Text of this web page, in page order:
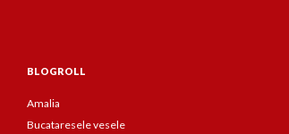
BLOGROLL
Amalia
Bucataresele vesele